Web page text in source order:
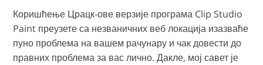
Коришћење Црацк-ове верзије програма Clip Studio
Paint преузете са незваничних веб локација изазваће
пуно проблема на вашем рачунару и чак довести до
правних проблема за вас лично. Дакле, мој савет је